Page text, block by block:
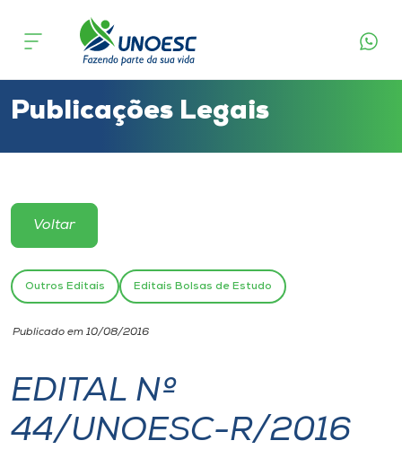
Cursos
Atendimento ao Estudante
Portal de Ensino
Unoesc
Internacionalização
I.nova
Publicações Legais
Voltar
Outros Editais Editais Bolsas de Estudo
Publicado em 10/08/2016
EDITAL Nº
44/UNOESC-R/2016